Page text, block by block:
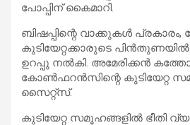
പോപ്പിന് കൈമാറി.
ബിഷപ്പിന്റെ വാക്കുകൾ പ്രകാരം,
കുടിയേറ്റക്കാരുടെ
ഉറപ്പു നൽകി. അമേരിക്കൻ
കോൺഫറൻസിന്റെ കുടിയേറ്റ
സൈറ്റ്സ്.
കുടിയേറ്റ സമൂഹങ്ങളിൽ ഭീതി